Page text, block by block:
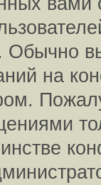
Обычно
на